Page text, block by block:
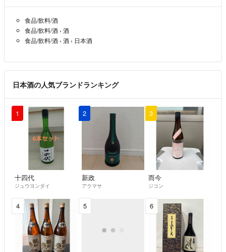
食品/飲料/酒
食品/飲料/酒 › 酒
食品/飲料/酒 › 酒 › 日本酒
日本酒の人気ブランドランキング
1
十四代
ジュウヨンダイ
2
新政
アラマサ
3
而今
ジコン
4 5 6